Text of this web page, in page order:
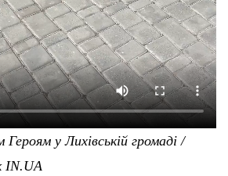
у Лихівській громаді /
IN.UA